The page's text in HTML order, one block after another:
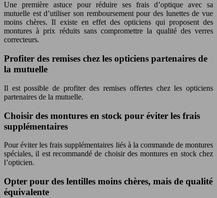
Une première astuce pour réduire ses frais d’optique avec sa
mutuelle est d’utiliser son remboursement pour des lunettes de vue
moins chères. Il existe en effet des opticiens qui proposent des
montures à prix réduits sans compromettre la qualité des verres
correcteurs.
Profiter des remises chez les opticiens partenaires de
la mutuelle
Il est possible de profiter des remises offertes chez les opticiens
partenaires de la mutuelle.
Choisir des montures en stock pour éviter les frais
supplémentaires
Pour éviter les frais supplémentaires liés à la commande de montures
spéciales, il est recommandé de choisir des montures en stock chez
l’opticien.
Opter pour des lentilles moins chères, mais de qualité
équivalente